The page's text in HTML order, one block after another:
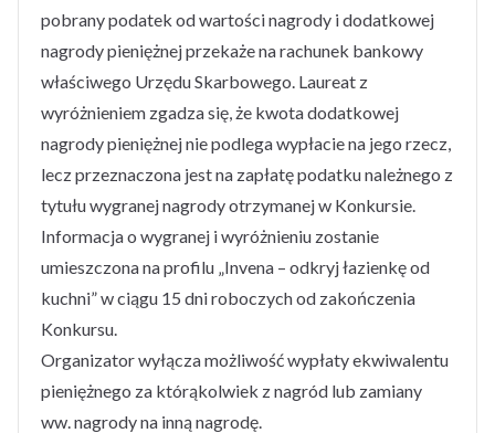
pobrany podatek od wartości nagrody i dodatkowej
nagrody pieniężnej przekaże na rachunek bankowy
właściwego Urzędu Skarbowego. Laureat z
wyróżnieniem zgadza się, że kwota dodatkowej
nagrody pieniężnej nie podlega wypłacie na jego rzecz,
lecz przeznaczona jest na zapłatę podatku należnego z
tytułu wygranej nagrody otrzymanej w Konkursie.
Informacja o wygranej i wyróżnieniu zostanie
umieszczona na profilu „Invena – odkryj łazienkę od
kuchni” w ciągu 15 dni roboczych od zakończenia
Konkursu.
Organizator wyłącza możliwość wypłaty ekwiwalentu
pieniężnego za którąkolwiek z nagród lub zamiany
ww. nagrody na inną nagrodę.